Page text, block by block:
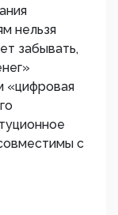
нельзя
забывать,
«цифровая
с